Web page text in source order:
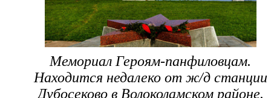
Мемориал Героям-панфиловцам.
Находится недалеко от ж/д станции
Дубосеково в Волоколамском районе.